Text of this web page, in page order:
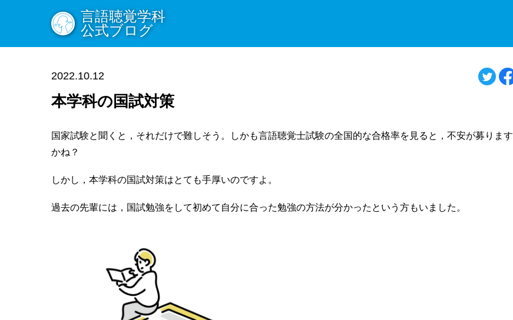
言語聴覚学科
公式ブログ
2022.10.12
本学科の国試対策
国家試験と聞くと，それだけで難しそう。しかも言語聴覚士試験の全国的な合格率を見ると，不安が募ります
かね？
しかし，本学科の国試対策はとても手厚いのですよ。
過去の先輩には，国試勉強をして初めて自分に合った勉強の方法が分かったという方もいました。